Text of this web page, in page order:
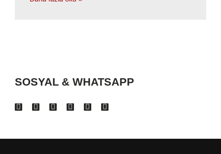
SOSYAL & WHATSAPP